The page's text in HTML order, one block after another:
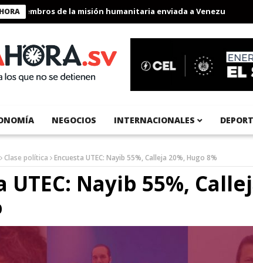
de la misión humanitaria enviada a Venezuela
NEGOCIOS INTERNACIONALES
Clase política Encuesta UTEC: Nayib 55%, Calleja 20%, Hugo 8%
UTEC: Nayib 55%,